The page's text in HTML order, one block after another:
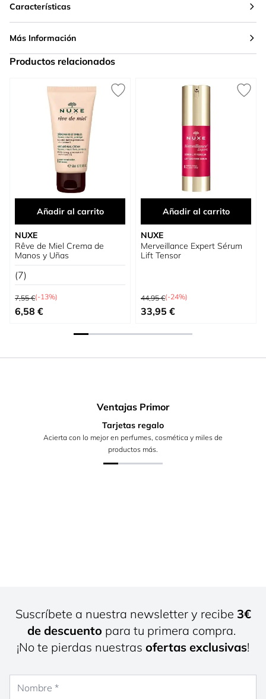
Características
Más Información
Productos relacionados
Añadir al carrito
NUXE
Rêve de Miel Crema de
Manos y Uñas
(7)
Precio habitual
7,55 €(-13%)
Precio especial
6,58 €
Añadir al carrito
NUXE
Merveillance Expert Sérum
Lift Tensor
Precio habitual
44,95 €(-24%)
Precio especial
33,95 €
Ventajas Primor
Tarjetas regalo
Acierta con lo mejor en perfumes, cosmética y miles de
productos más.
Suscríbete a nuestra newsletter y recibe 3€
de descuento para tu primera compra.
¡No te pierdas nuestras ofertas exclusivas!